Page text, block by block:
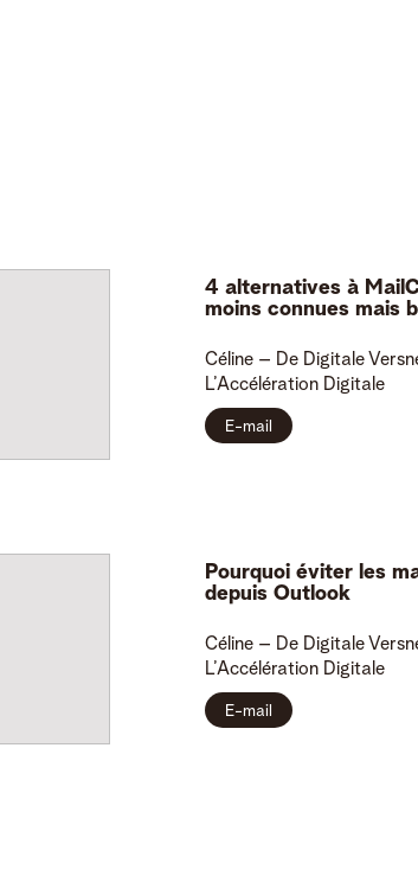
4 alternatives à
moins connues mais
Céline – De Digitale
L’Accélération Digitale
E-mail
Pourquoi éviter les
depuis Outlook
Céline – De Digitale
L’Accélération Digitale
E-mail